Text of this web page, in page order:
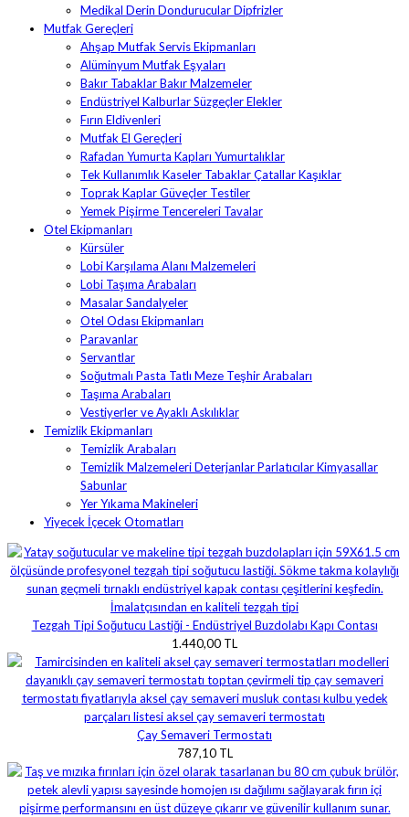
Medikal Derin Dondurucular Dipfrizler
Mutfak Gereçleri
Ahşap Mutfak Servis Ekipmanları
Alüminyum Mutfak Eşyaları
Bakır Tabaklar Bakır Malzemeler
Endüstriyel Kalburlar Süzgeçler Elekler
Fırın Eldivenleri
Mutfak El Gereçleri
Rafadan Yumurta Kapları Yumurtalıklar
Tek Kullanımlık Kaseler Tabaklar Çatallar Kaşıklar
Toprak Kaplar Güveçler Testiler
Yemek Pişirme Tencereleri Tavalar
Otel Ekipmanları
Kürsüler
Lobi Karşılama Alanı Malzemeleri
Lobi Taşıma Arabaları
Masalar Sandalyeler
Otel Odası Ekipmanları
Paravanlar
Servantlar
Soğutmalı Pasta Tatlı Meze Teşhir Arabaları
Taşıma Arabaları
Vestiyerler ve Ayaklı Askılıklar
Temizlik Ekipmanları
Temizlik Arabaları
Temizlik Malzemeleri Deterjanlar Parlatıcılar Kimyasallar
Sabunlar
Yer Yıkama Makineleri
Yiyecek İçecek Otomatları
Tezgah Tipi Soğutucu Lastiği - Endüstriyel Buzdolabı Kapı Contası
1.440,00 TL
Çay Semaveri Termostatı
787,10 TL